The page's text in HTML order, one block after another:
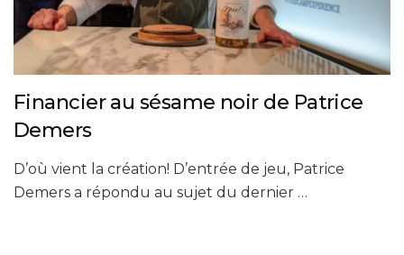
Financier au sésame noir de Patrice
Demers
D’où vient la création! D’entrée de jeu, Patrice
Demers a répondu au sujet du dernier …